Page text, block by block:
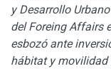
y Desarrollo
del Foreing Affairs
esbozó ante
hábitat y movilidad